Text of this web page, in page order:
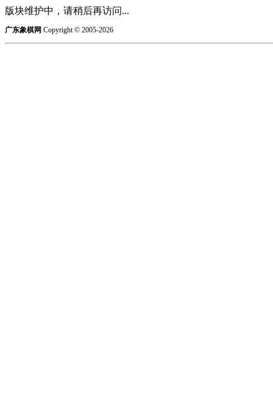
版块维护中，请稍后再访问...
广东象棋网 Copyright © 2005-2026